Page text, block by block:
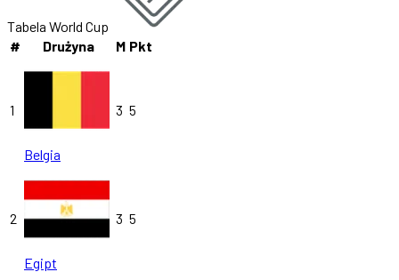
Tabela World Cup
#
Drużyna M Pkt
1
Belgia
3 5
2
Egipt
3 5